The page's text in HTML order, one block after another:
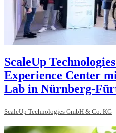
ScaleUp
Experience Center
Lab in Nürnberg-
ScaleUp Technologies GmbH & Co. KG